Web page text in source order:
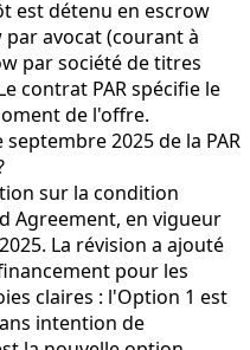
est détenu en escrow
avocat (courant à
par société de titres
contrat PAR spécifie le
de l'offre.
2025 de la PAR
sur la condition
Agreement, en vigueur
La révision a ajouté
pour les
claires : l'Option 1 est
intention de